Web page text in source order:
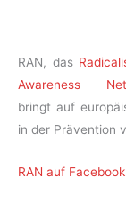
RAN, das
Awareness
bringt auf
in der Prävention
RAN auf Facebook